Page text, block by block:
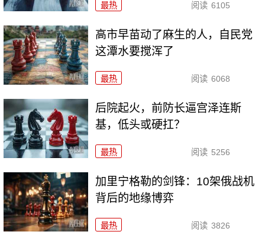
最热 阅读 6105
高市早苗动了麻生的人，自民党
这潭水要搅浑了
最热 阅读 6068
后院起火，前防长逼宫泽连斯
基，低头或硬扛？
最热 阅读 5256
加里宁格勒的剑锋：10架俄战机
背后的地缘博弈
最热 阅读 3826